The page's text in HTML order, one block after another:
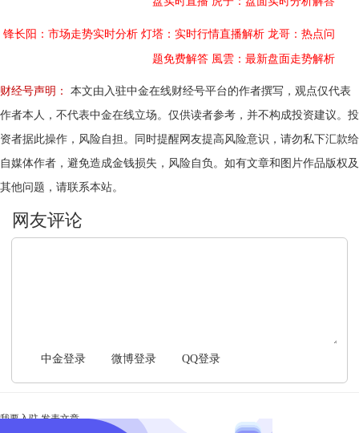
锋长阳：市场走势实时分析 灯塔：实时行情直播解析 龙哥：热点问
题免费解答 風雲：最新盘面走势解析
财经号声明：
本文由入驻中金在线财经号平台的作者撰写，观点仅代表
作者本人，不代表中金在线立场。仅供读者参考，并不构成投资建议。投
资者据此操作，风险自担。同时提醒网友提高风险意识，请勿私下汇款给
自媒体作者，避免造成金钱损失，风险自负。如有文章和图片作品版权及
其他问题，请联系本站。
中金登录 微博登录 QQ登录
我要入驻 发表文章